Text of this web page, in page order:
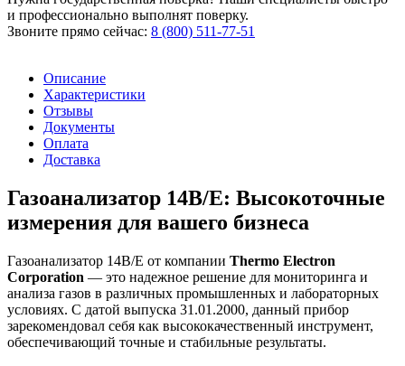
и профессионально выполнят поверку.
Звоните прямо сейчас: 8 (800) 511-77-51
Описание
Характеристики
Отзывы
Документы
Оплата
Доставка
Газоанализатор 14B/E: Высокоточные
измерения для вашего бизнеса
Газоанализатор 14B/E от компании Thermo Electron
Corporation — это надежное решение для мониторинга и
анализа газов в различных промышленных и лабораторных
условиях. С датой выпуска 31.01.2000, данный прибор
зарекомендовал себя как высококачественный инструмент,
обеспечивающий точные и стабильные результаты.